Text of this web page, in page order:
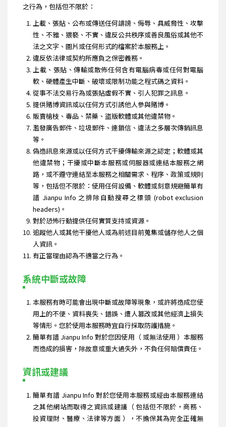
之行為，包括但不限於：
上載、張貼、公布或傳送任何誹謗、侮辱、具威脅性、攻擊
性、不雅、猥褻、不實、違反公共秩序或善良風俗或其他不
法之文字、圖片或任何形式的檔案於本服務上。
違反依法律或契約所應負之保密義務。
上載、張貼、傳輸或散佈任何含有電腦病毒或任何對電腦
軟、硬體產生中斷、破壞或限制功能之程式碼之資料。
從事不法交易行為或張貼虛假不實、引人犯罪之訊息。
提供賭博資訊或以任何方式引誘他人參與賭博。
販賣槍枝、毒品、禁藥、盜版軟體或其他違禁物。
濫發廣告郵件、垃圾郵件、連鎖信、違法之多層次傳銷訊息
等。
偽造訊息來源或以任何方式干擾傳輸來源之認定；軟體或其
他違禁物；干擾或中斷本服務或伺服器或連結本服務之網
路，或不遵守連結至本服務之相關需求、程序、政策或規則
等，包括但不限於：使用任何設備、軟體或刻意規避簡單有
譜 Jianpu Info 之排除自動搜尋之標頭 (robot exclusion
headers)。
對於恐怖行動提供任何實質支持或資源。
追蹤他人或其他干擾他人或為前述目前蒐集或儲存他人之個
人資訊。
有正當理由認為不適當之行為。
系統中斷或故障
本服務有時可能會出現中斷或故障等現象，或許將造成您使
用上的不便、資料喪失、錯誤、遭人篡改或其他經濟上損失
等情形。您於使用本服務時宜自行採取防護措施。
簡單有譜 Jianpu Info 對於您因使用（ 或無法使用 ）本服務
而造成的損害，除故意或重大過失外，不負任何賠償責任。
資訊或建議
簡單有譜 Jianpu Info 對於您使用本服務或經由本服務連結
之其他網站而取得之資訊或建議（ 包括但不限於，商務、
投資理財、醫療、法律等方面 ），不擔保其為完全正確無